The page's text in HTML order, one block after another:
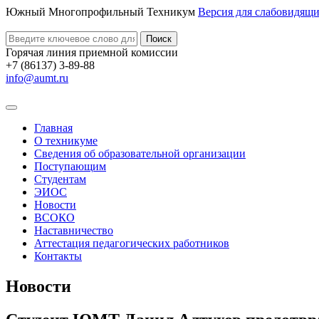
Южный Многопрофильный Техникум Версия для
Поиск
Горячая линия приемной комиссии
+7 (86137) 3-89-88
info@aumt.ru
Главная
О техникуме
Сведения об образовательной организации
Поступающим
Студентам
ЭИОС
Новости
ВСОКО
Наставничество
Аттестация педагогических работников
Контакты
Новости